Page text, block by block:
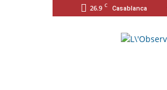
26.9 C Casablanca